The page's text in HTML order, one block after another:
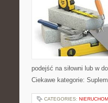
podejść na siłowni lub w
Ciekawe kategorie:
CATEGORIES: